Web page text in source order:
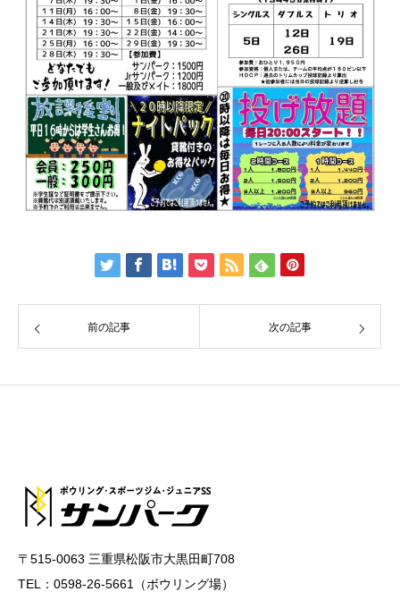
前の記事 次の記事
〒515-0063 三重県松阪市大黒田町708
TEL：0598-26-5661（ボウリング場）